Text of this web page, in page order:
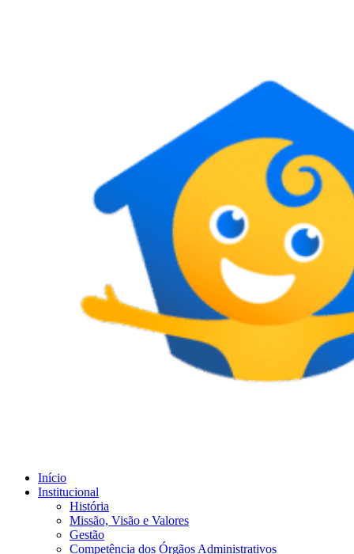
Início
Institucional
História
Missão, Visão e Valores
Gestão
Competência dos Órgãos Administrativos